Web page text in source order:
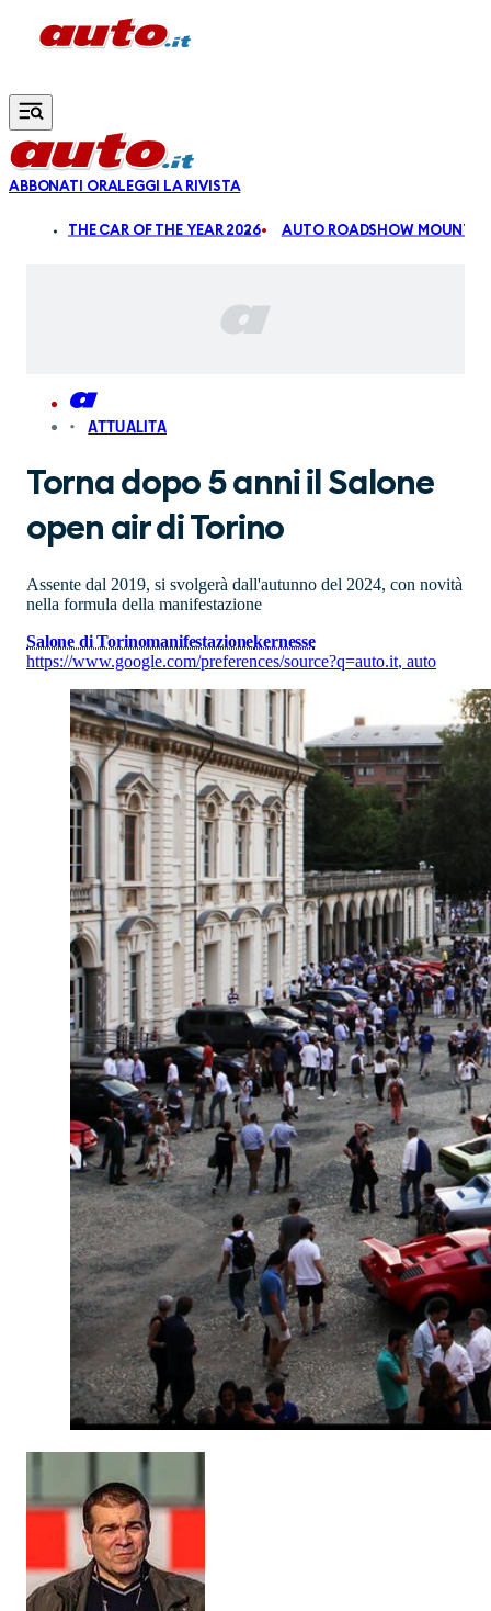
Vai al contenuto principale
ABBONATI ORALEGGI LA RIVISTA
THE CAR OF THE YEAR 2026 AUTO ROADSHOW
ATTUALITA
Torna dopo 5 anni il Salone
open air di Torino
Assente dal 2019, si svolgerà dall'autunno del 2024, con novità
nella formula della manifestazione
Salone di Torinomanifestazionekernesse
https://www.google.com/preferences/source?q=auto.it, auto